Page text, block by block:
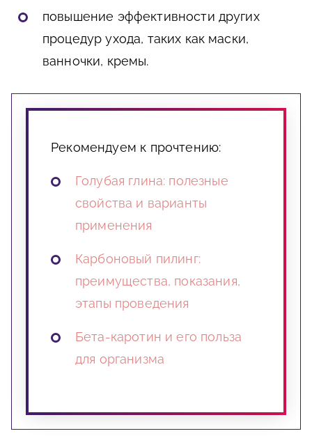
повышение эффективности других
процедур ухода, таких как маски,
ванночки, кремы.
Рекомендуем к прочтению:
Голубая глина: полезные
свойства и варианты
применения
Карбоновый пилинг:
преимущества, показания,
этапы проведения
Бета-каротин и его польза
для организма